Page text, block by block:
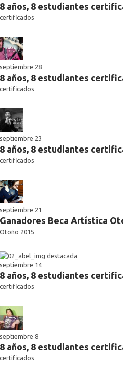
8 años, 8 estudiantes
certificados
septiembre 28
8 años, 8 estudiantes
certificados
septiembre 23
8 años, 8 estudiantes
certificados
septiembre 21
Ganadores Beca Artística
Otoño 2015
septiembre 14
8 años, 8 estudiantes
certificados
septiembre 8
8 años, 8 estudiantes
certificados